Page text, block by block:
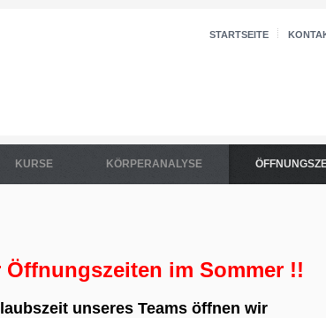
STARTSEITE
KURSE KÖRPERANALYSE
im Sommer !!
unseres Teams öffnen wir